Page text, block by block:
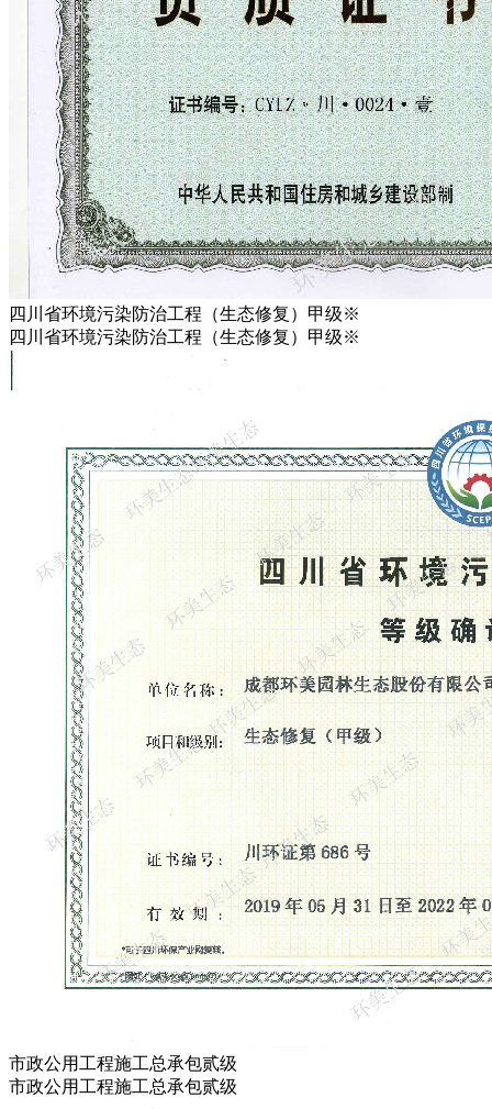
四川省环境污染防治工程（生态修复）甲级※
四川省环境污染防治工程（生态修复）甲级※
市政公用工程施工总承包贰级
市政公用工程施工总承包贰级